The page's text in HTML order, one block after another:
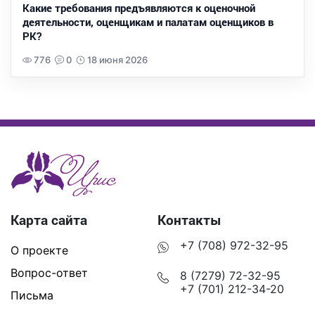
Какие требования предъявляются к оценочной
деятельности, оценщикам и палатам оценщиков в
РК?
776 0 18 июня 2026
Карта сайта
О проекте
Вопрос-ответ
Письма
Контакты
+7 (708) 972-32-95
8 (7279) 72-32-95
+7 (701) 212-34-20